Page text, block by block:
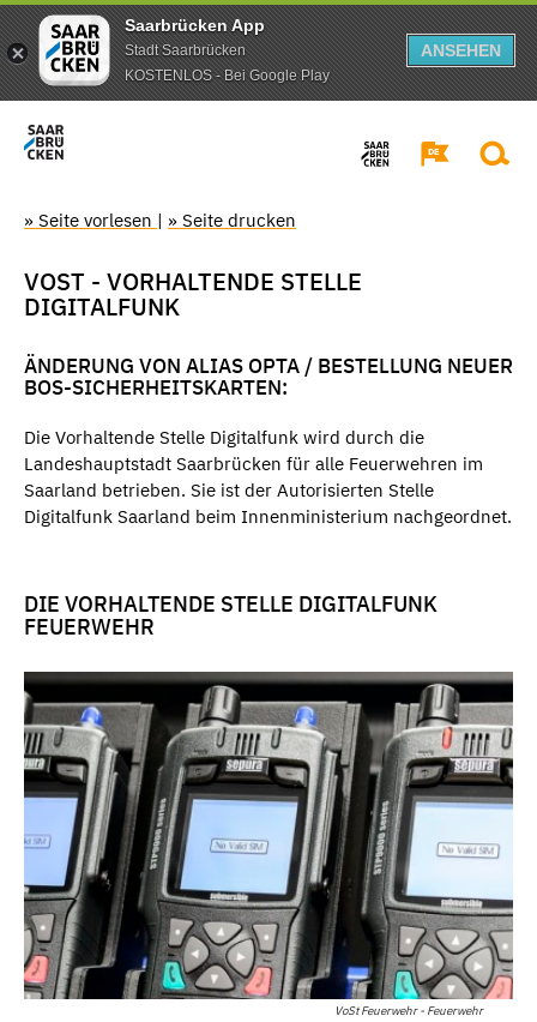
Saarbrücken App
Stadt Saarbrücken
KOSTENLOS - Bei Google Play
ANSEHEN
» Seite vorlesen | » Seite drucken
VOST - VORHALTENDE STELLE
DIGITALFUNK
ÄNDERUNG VON ALIAS OPTA / BESTELLUNG NEUER
BOS-SICHERHEITSKARTEN:
Die Vorhaltende Stelle Digitalfunk wird durch die
Landeshauptstadt Saarbrücken für alle Feuerwehren im
Saarland betrieben. Sie ist der Autorisierten Stelle
Digitalfunk Saarland beim Innenministerium nachgeordnet.
DIE VORHALTENDE STELLE DIGITALFUNK
FEUERWEHR
VoSt Feuerwehr - Feuerwehr